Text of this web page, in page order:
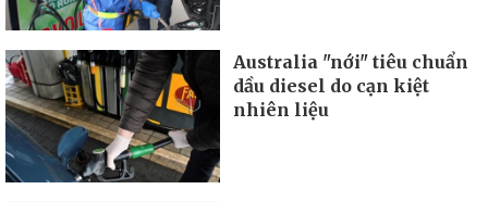
Australia "nới" tiêu chuẩn
dầu diesel do cạn kiệt
nhiên liệu